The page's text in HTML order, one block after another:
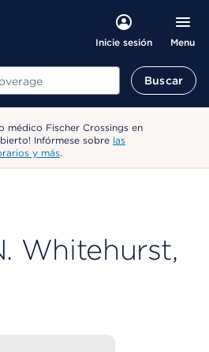
Inicie sesión Menu
Buscar
médico Fischer Crossings en
Infórmese sobre las
y más.
Whitehurst,